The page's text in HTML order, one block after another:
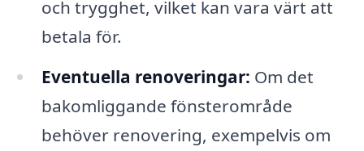
och trygghet, vilket kan vara värt att
betala för.
Eventuella renoveringar: Om det
bakomliggande fönsterområde
behöver renovering, exempelvis om